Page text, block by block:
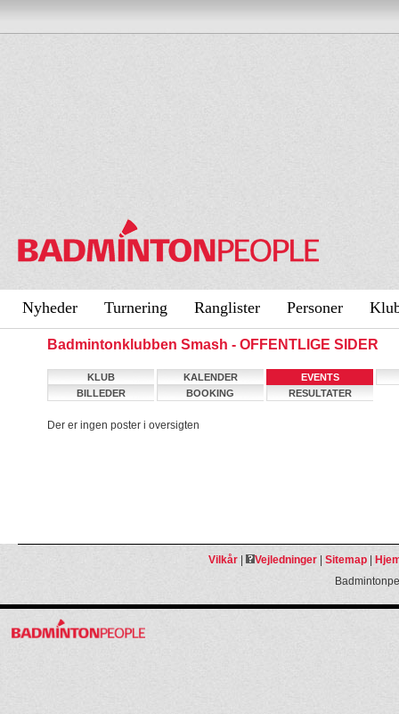
Nyheder Turnering Ranglister Personer
Badmintonklubben Smash - OFFENTLIGE SIDER
KLUB KALENDER
EVENTS
BILLEDER
BOOKING RESULTATER
Der er ingen poster i oversigten
Vilkår| Vejledninger| Sitemap|